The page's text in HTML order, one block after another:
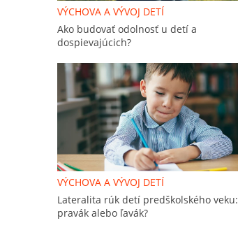
VÝCHOVA A VÝVOJ DETÍ
Ako budovať odolnosť u detí a
dospievajúcich?
VÝCHOVA A VÝVOJ DETÍ
Lateralita rúk detí predškolského veku:
pravák alebo ľavák?